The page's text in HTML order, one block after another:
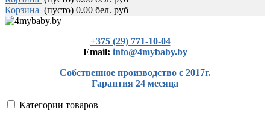
Корзина (пусто) 0.00 бел. руб
+375 (29) 771-10-04
Еmail: info@4mybaby.by
Собственное производство с 2017г.
Гарантия 24 месяца
Категории товаров